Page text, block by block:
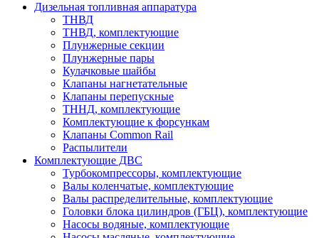
Дизельная топливная аппаратура
ТНВД
ТНВД, комплектующие
Плунжерные секции
Плунжерные пары
Кулачковые шайбы
Клапаны нагнетательные
Клапаны перепускные
ТННД, комплектующие
Комплектующие к форсункам
Клапаны Common Rail
Распылители
Комплектующие ДВС
Турбокомпрессоры, комплектующие
Валы коленчатые, комплектующие
Валы распределительные, комплектующие
Головки блока цилиндров (ГБЦ), комплектующие
Насосы водяные, комплектующие